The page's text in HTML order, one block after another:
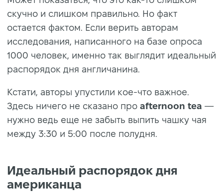
скучно и слишком правильно. Но факт
остается фактом. Если верить авторам
исследования, написанного на базе опроса
1000 человек, именно так выглядит идеальный
распорядок дня англичанина.
Кстати, авторы упустили кое-что важное.
Здесь ничего не сказано про afternoon tea —
нужно ведь еще не забыть выпить чашку чая
между 3:30 и 5:00 после полудня.
Идеальный распорядок дня
американца